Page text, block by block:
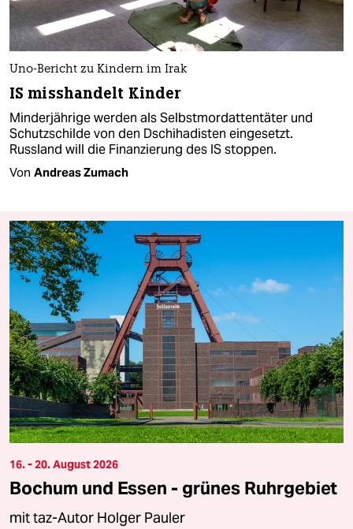
Uno-Bericht zu Kindern im Irak
IS misshandelt Kinder
Minderjährige werden als Selbstmordattentäter und
Schutzschilde von den Dschihadisten eingesetzt.
Russland will die Finanzierung des IS stoppen.
Von Andreas Zumach
16. - 20. August 2026
Bochum und Essen - grünes Ruhrgebiet
mit taz-Autor Holger Pauler